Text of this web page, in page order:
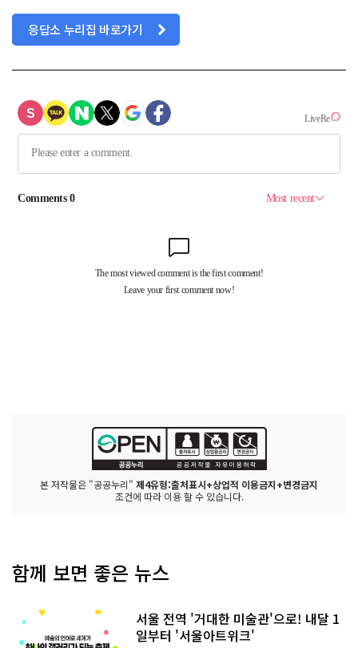
응답소 누리집 바로가기
본 저작물은 "공공누리" 제4유형:출처표시+상업적 이용금지+변경금지
조건에 따라 이용 할 수 있습니다.
함께 보면 좋은 뉴스
서울 전역 '거대한 미술관'으로! 내달 1
일부터 '서울아트위크'